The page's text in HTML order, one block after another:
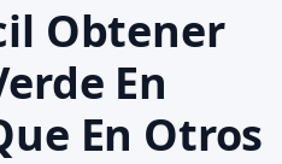
Obtener
En
En Otros